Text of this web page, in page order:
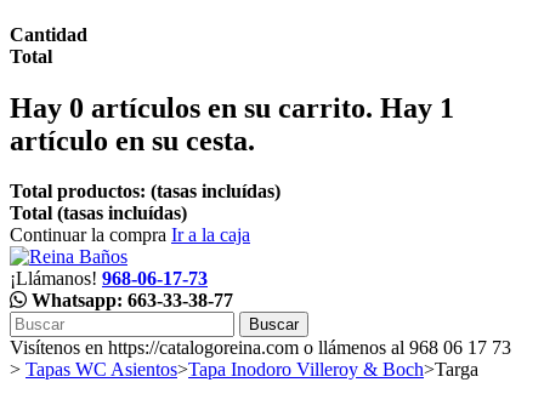
Cantidad
Total
Hay 0 artículos en su carrito. Hay 1
artículo en su cesta.
Total productos: (tasas incluídas)
Total (tasas incluídas)
Continuar la compra Ir a la caja
¡Llámanos! 968-06-17-73
Whatsapp: 663-33-38-77
Buscar
Visítenos en https://catalogoreina.com o llámenos al 968 06 17 73
> Tapas WC Asientos>Tapa Inodoro Villeroy & Boch>Targa